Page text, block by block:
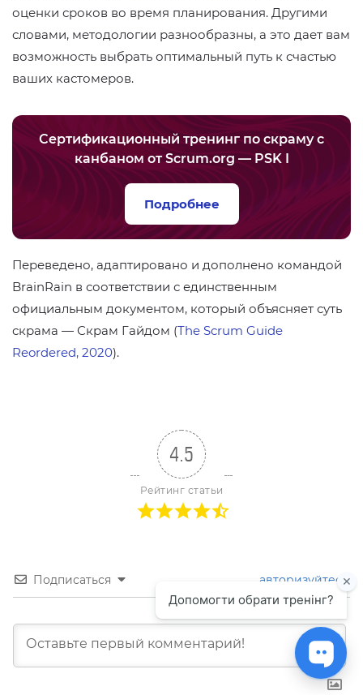
оценки сроков во время планирования. Другими
словами, методологии разнообразны, а это дает вам
возможность выбрать оптимальный путь к счастью
ваших кастомеров.
Сертификационный тренинг по скраму с
канбаном от Scrum.org — PSK I
Подробнее
Переведено, адаптировано и дополнено командой
BrainRain в соответствии с единственным
официальным документом, который объясняет суть
скрама — Скрам Гайдом (The Scrum Guide
Reordered, 2020).
4.5
Рейтинг статьи
Подписаться авторизуйтесь